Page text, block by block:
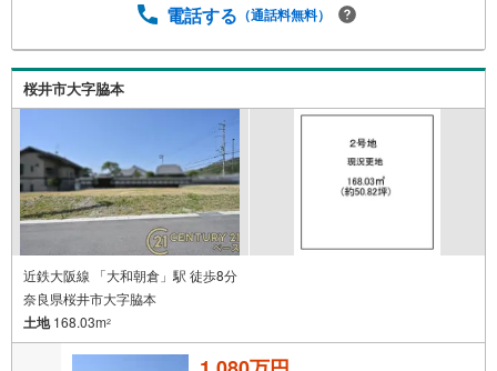
料をもらう」「見学予約をする」からエントリーくださ
せください。-----------------------------
電話する （通話料無料）
桜井市大字脇本
近鉄大阪線 「大和朝倉」駅 徒歩8分
奈良県桜井市大字脇本
土地168.03m2